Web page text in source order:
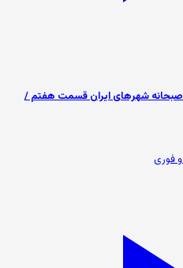
شهرهای ایران قسمت هفتم /